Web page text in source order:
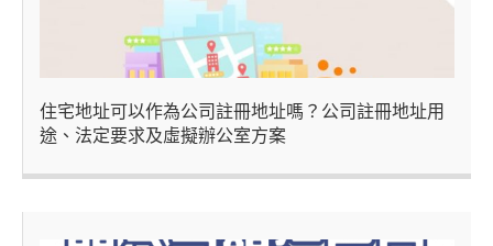
住宅地址可以作為公司註冊地址嗎？公司註冊地址用
途、法定要求及虛擬辦公室方案